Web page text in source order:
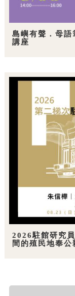
島嶼有聲．母語
講座
2026駐館研究
間的殖民地奉公